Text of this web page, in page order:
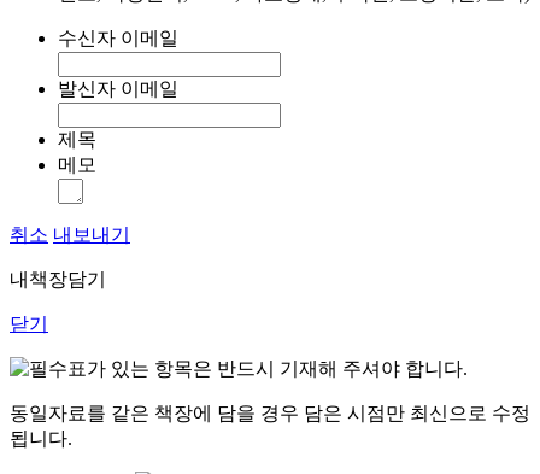
수신자 이메일
발신자 이메일
제목
메모
취소 내보내기
내책장담기
닫기
표가 있는 항목은 반드시 기재해 주셔야 합니다.
동일자료를 같은 책장에 담을 경우 담은 시점만 최신으로 수정
됩니다.